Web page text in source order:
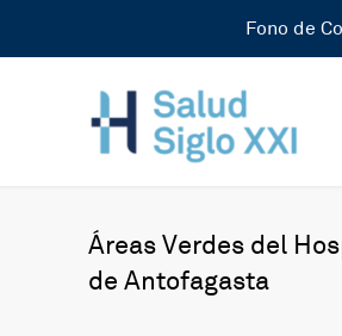
Fono de
Áreas Verdes del
de Antofagasta